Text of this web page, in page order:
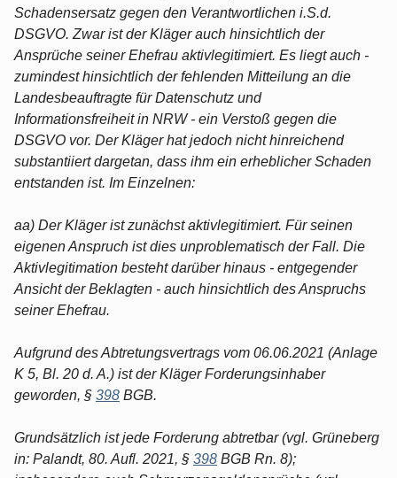
Schadensersatz gegen den Verantwortlichen i.S.d.
DSGVO. Zwar ist der Kläger auch hinsichtlich der
Ansprüche seiner Ehefrau aktivlegitimiert. Es liegt auch -
zumindest hinsichtlich der fehlenden Mitteilung an die
Landesbeauftragte für Datenschutz und
Informationsfreiheit in NRW - ein Verstoß gegen die
DSGVO vor. Der Kläger hat jedoch nicht hinreichend
substantiiert dargetan, dass ihm ein erheblicher Schaden
entstanden ist. Im Einzelnen:
aa) Der Kläger ist zunächst aktivlegitimiert. Für seinen
eigenen Anspruch ist dies unproblematisch der Fall. Die
Aktivlegitimation besteht darüber hinaus - entgegender
Ansicht der Beklagten - auch hinsichtlich des Anspruchs
seiner Ehefrau.
Aufgrund des Abtretungsvertrags vom 06.06.2021 (Anlage
K 5, Bl. 20 d. A.) ist der Kläger Forderungsinhaber
geworden, § 398 BGB.
Grundsätzlich ist jede Forderung abtretbar (vgl. Grüneberg
in: Palandt, 80. Aufl. 2021, § 398 BGB Rn. 8);